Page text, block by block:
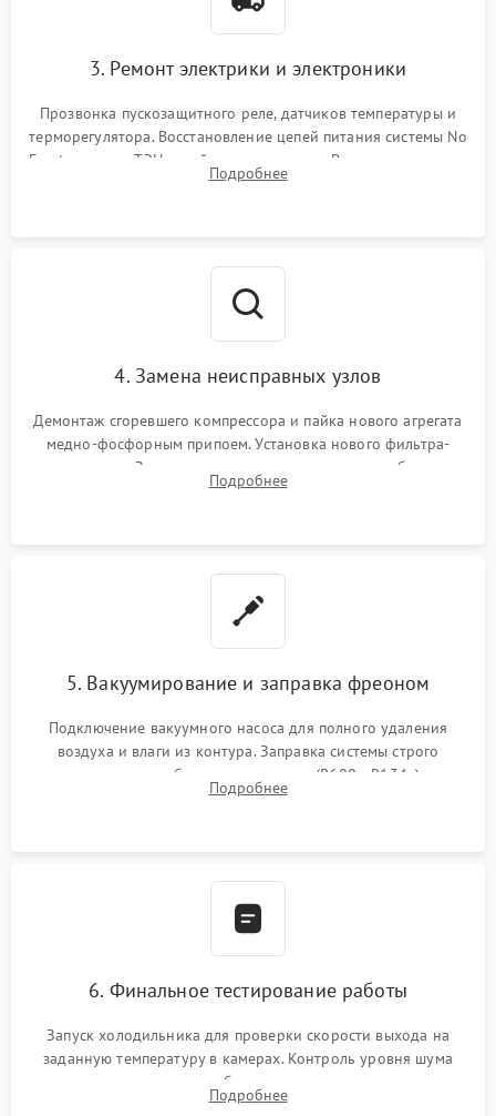
3. Ремонт электрики и электроники
Прозвонка пускозащитного реле, датчиков температуры и
терморегулятора. Восстановление цепей питания системы No
Frost, включая ТЭН оттайки и вентилятор. Ремонт или замена
платы управления при сбоях алгоритмов.
Подробнее
4. Замена неисправных узлов
Демонтаж сгоревшего компрессора и пайка нового агрегата
медно-фосфорным припоем. Установка нового фильтра-
осушителя. Замена изношенных вентиляторов обдува,
сломанных заслонок или поврежденных дверных петель.
Подробнее
5. Вакуумирование и заправка фреоном
Подключение вакуумного насоса для полного удаления
воздуха и влаги из контура. Заправка системы строго
дозированным объемом хладагента (R600a, R134a) по
электронным весам. Контроль рабочего давления в системе.
Подробнее
6. Финальное тестирование работы
Запуск холодильника для проверки скорости выхода на
заданную температуру в камерах. Контроль уровня шума
компрессора, отсутствия обмерзания стенок и корректного
срабатывания системы автоматической оттайки.
Подробнее